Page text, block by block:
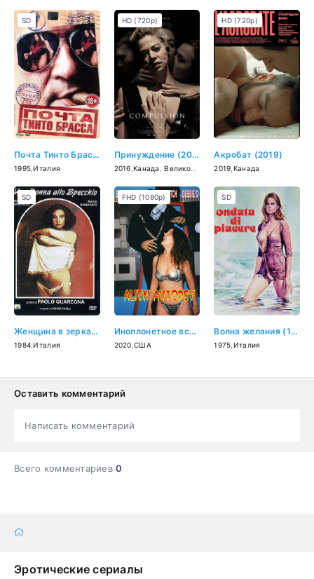
Почта Тинто Брасса (1995)
1995 ,Италия
SD
Принуждение (2016)
2016 ,Канада ,Великобритания ,Италия
HD (720p)
Акробат (2019)
2019 Канада
HD (720p)
Женщина в зеркале (1984)
1984 ,Италия
SD
Иноплонетное вскрытие (2020)
2020 ,США
FHD (1080p)
Волна желания (1975)
1975 Италия
SD
Оставить комментарий
Написать комментарий
Всего комментариев0
Эротические сериалы